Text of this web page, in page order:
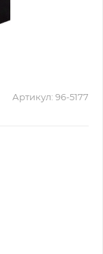
Артикул: 96-5177